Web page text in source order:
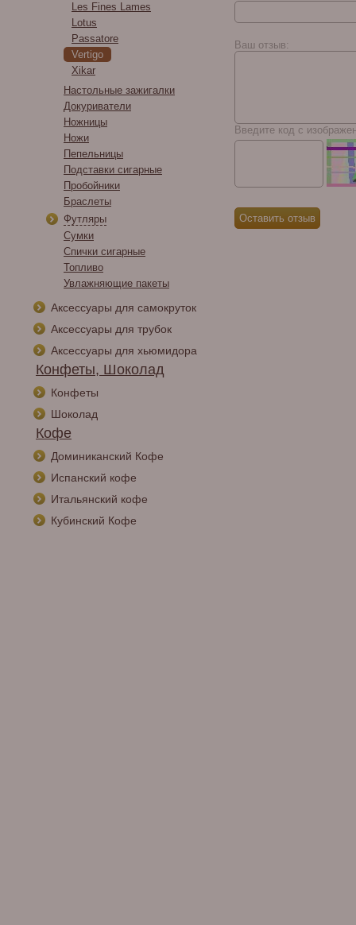
Les Fines Lames
Lotus
Passatore
Vertigo
Xikar
Настольные зажигалки
Докуриватели
Ножницы
Ножи
Пепельницы
Подставки сигарные
Пробойники
Браслеты
Футляры
Сумки
Спички сигарные
Топливо
Увлажняющие пакеты
Аксессуары для самокруток
Аксессуары для трубок
Аксессуары для хьюмидора
Конфеты, Шоколад
Конфеты
Шоколад
Кофе
Доминиканский Кофе
Испанский кофе
Итальянский кофе
Кубинский Кофе
A. J. Fernandez
Enclave Connecticut
Robusto
Ваш отзыв:
Введите код с